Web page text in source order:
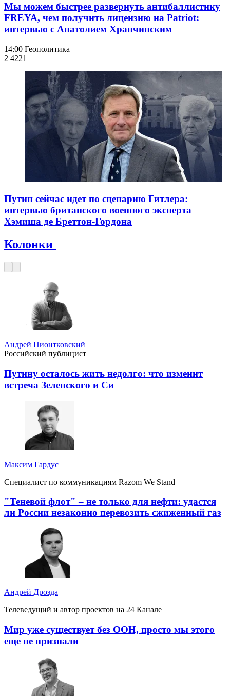
Мы можем быстрее развернуть антибаллистику
FREYA, чем получить лицензию на Patriot:
интервью с Анатолием Храпчинским
14:00 Геополитика
2 4221
Путин сейчас идет по сценарию Гитлера:
интервью британского военного эксперта
Хэмиша де Бреттон-Гордона
Колонки
Андрей Пионтковский
Российский публицист
Путину осталось жить недолго: что изменит
встреча Зеленского и Си
Максим Гардус
Специалист по коммуникациям Razom We Stand
"Теневой флот" – не только для нефти: удастся
ли России незаконно перевозить сжиженный газ
Андрей Дрозда
Телеведущий и автор проектов на 24 Канале
Мир уже существует без ООН, просто мы этого
еще не признали